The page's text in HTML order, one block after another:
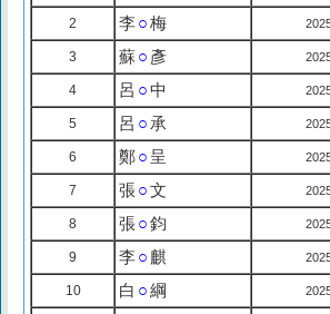
2 李○梅
3 蘇○ 彥
4 呂 ○中
5 呂 ○ 承
6 鄭○ 呈
7 張○文
8 張○鈞
9 李○ 麒
10 白 ○綱